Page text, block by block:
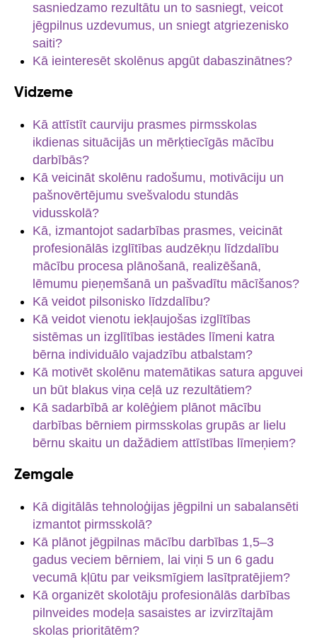
sasniedzamo rezultātu un to sasniegt, veicot
jēgpilnus uzdevumus, un sniegt atgriezenisko
saiti?
Kā ieinteresēt skolēnus apgūt dabaszinātnes?
Vidzeme
Kā attīstīt caurviju prasmes pirmsskolas
ikdienas situācijās un mērķtiecīgās mācību
darbībās?
Kā veicināt skolēnu radošumu, motivāciju un
pašnovērtējumu svešvalodu stundās
vidusskolā?
Kā, izmantojot sadarbības prasmes, veicināt
profesionālās izglītības audzēkņu līdzdalību
mācību procesa plānošanā, realizēšanā,
lēmumu pieņemšanā un pašvadītu mācīšanos?
Kā veidot pilsonisko līdzdalību?
Kā veidot vienotu iekļaujošas izglītības
sistēmas un izglītības iestādes līmeni katra
bērna individuālo vajadzību atbalstam?
Kā motivēt skolēnu matemātikas satura apguvei
un būt blakus viņa ceļā uz rezultātiem?
Kā sadarbībā ar kolēģiem plānot mācību
darbības bērniem pirmsskolas grupās ar lielu
bērnu skaitu un dažādiem attīstības līmeņiem?
Zemgale
Kā digitālās tehnoloģijas jēgpilni un sabalansēti
izmantot pirmsskolā?
Kā plānot jēgpilnas mācību darbības 1,5–3
gadus veciem bērniem, lai viņi 5 un 6 gadu
vecumā kļūtu par veiksmīgiem lasītpratējiem?
Kā organizēt skolotāju profesionālās darbības
pilnveides modeļa sasaistes ar izvirzītajām
skolas prioritātēm?